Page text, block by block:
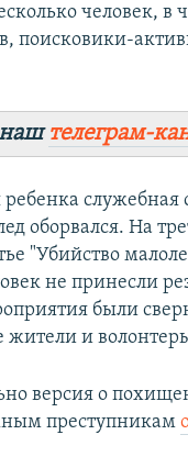
человек, в
поисковики-
наштелеграм-
служебная
оборвался. На
"Убийство
не принесли
были
и
версия о
преступникам